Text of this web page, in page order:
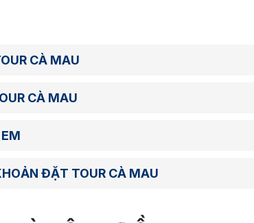
CÀ MAU
CÀ MAU
ĐẶT TOUR CÀ MAU